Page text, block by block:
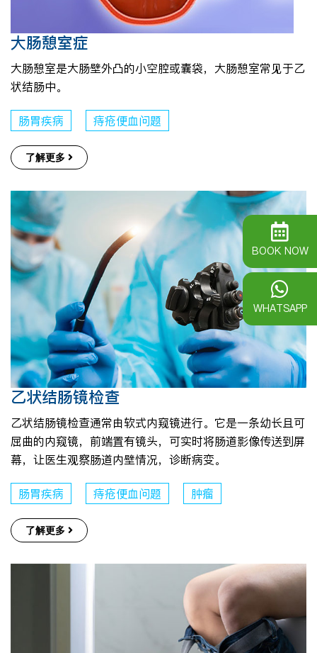
大肠憩室症
大肠憩室是大肠壁外凸的小空腔或囊袋，大肠憩室常见于乙
状结肠中。
肠胃疾病 痔疮便血问题
了解更多
乙状结肠镜检查
乙状结肠镜检查通常由软式内窥镜进行。它是一条幼长且可
屈曲的内窥镜，前端置有镜头，可实时将肠道影像传送到屏
幕，让医生观察肠道内壁情况，诊断病变。
肠胃疾病 痔疮便血问题 肿瘤
了解更多
BOOK NOW
WHATSAPP